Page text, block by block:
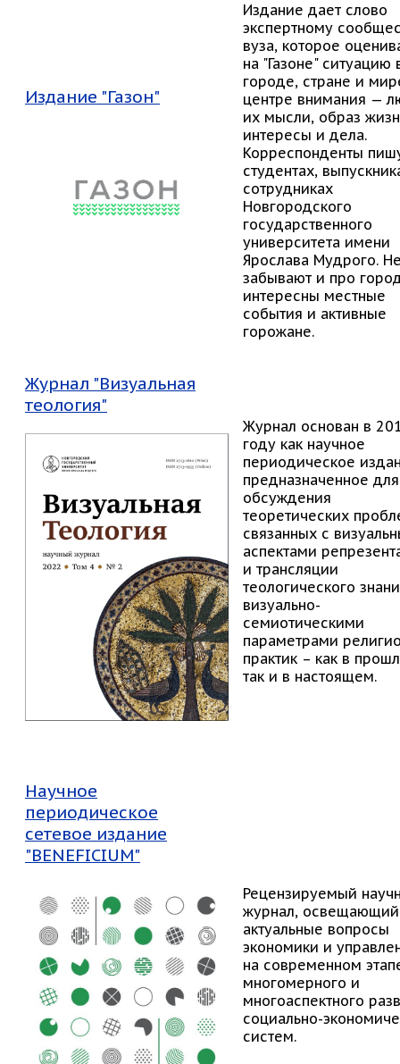
Издание "Газон"
Издание дает слово
экспертному
вуза, которое
на "Газоне" ситуацию
городе, стране и
центре внимания —
их мысли, образ
интересы и дела.
Корреспонденты
студентах,
сотрудниках
Новгородского
государственного
университета имени
Ярослава Мудрого.
забывают и про
интересны местные
события и активные
горожане.
Журнал "Визуальная
теология"
Журнал основан в
году как научное
периодическое
предназначенное для
обсуждения
теоретических
связанных с
аспектами
и трансляции
теологического
визуально-
семиотическими
параметрами
практик – как в
так и в настоящем.
Научное
периодическое
сетевое издание
"BENEFICIUM"
Рецензируемый
журнал, освещающий
актуальные вопросы
экономики и
на современном
многомерного и
многоаспектного
социально-
систем.